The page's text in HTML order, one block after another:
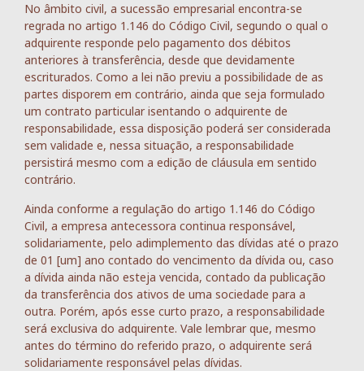
No âmbito civil, a sucessão empresarial encontra-se
regrada no artigo 1.146 do Código Civil, segundo o qual o
adquirente responde pelo pagamento dos débitos
anteriores à transferência, desde que devidamente
escriturados. Como a lei não previu a possibilidade de as
partes disporem em contrário, ainda que seja formulado
um contrato particular isentando o adquirente de
responsabilidade, essa disposição poderá ser considerada
sem validade e, nessa situação, a responsabilidade
persistirá mesmo com a edição de cláusula em sentido
contrário.
Ainda conforme a regulação do artigo 1.146 do Código
Civil, a empresa antecessora continua responsável,
solidariamente, pelo adimplemento das dívidas até o prazo
de 01 [um] ano contado do vencimento da dívida ou, caso
a dívida ainda não esteja vencida, contado da publicação
da transferência dos ativos de uma sociedade para a
outra. Porém, após esse curto prazo, a responsabilidade
será exclusiva do adquirente. Vale lembrar que, mesmo
antes do término do referido prazo, o adquirente será
solidariamente responsável pelas dívidas.